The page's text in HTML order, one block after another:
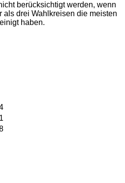
berücksichtigt werden, wenn
als drei Wahlkreisen die meisten
haben.